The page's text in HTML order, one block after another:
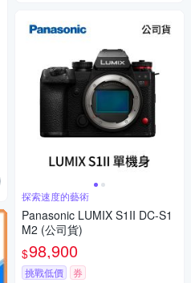
探索速度的藝術
Panasonic LUMIX S1II DC-S1
M2 (公司貨)
$98,900
挑戰低價 券